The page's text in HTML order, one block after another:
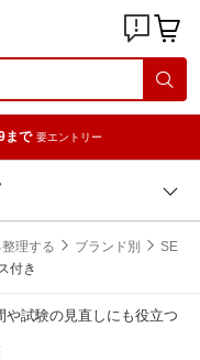
まで 要エントリー
理する ブランド別
SE
付き
試験の見直しにも役立つ